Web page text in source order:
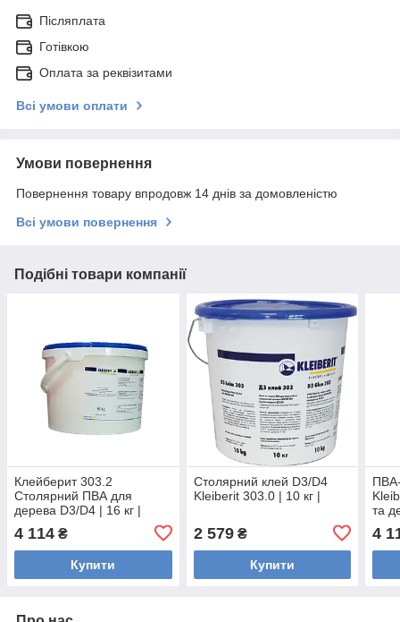
Післяплата
Готівкою
Оплата за реквізитами
Всі умови оплати
Умови повернення
Повернення товару впродовж 14 днів за домовленістю
Всі умови повернення
Подібні товари компанії
Клейберит 303.2
Столярний ПВА для
дерева D3/D4 | 16 кг |
4 114 ₴
Купити
Столярний клей D3/D4
Kleiberit 303.0 | 10 кг |
2 579₴
Купити
та
4